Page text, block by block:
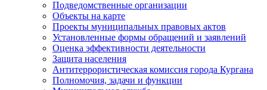
Подведомственные организации
Объекты на карте
Проекты муниципальных правовых актов
Установленные формы обращений и заявлений
Оценка эффективности деятельности
Защита населения
Антитеррористическая комиссия города Кургана
Полномочия, задачи и функции